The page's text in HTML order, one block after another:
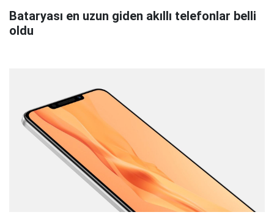
Bataryası en uzun giden akıllı telefonlar belli
oldu